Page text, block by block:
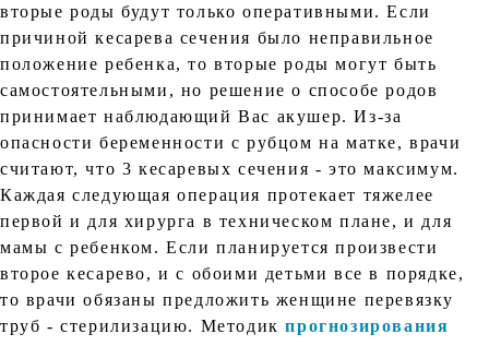
вторые роды будут только оперативными. Если
причиной кесарева сечения было неправильное
положение ребенка, то вторые роды могут быть
самостоятельными, но решение о способе родов
принимает наблюдающий Вас акушер. Из-за
опасности беременности с рубцом на матке, врачи
считают, что 3 кесаревых сечения - это максимум.
Каждая следующая операция протекает тяжелее
первой и для хирурга в техническом плане, и для
мамы с ребенком. Если планируется произвести
второе кесарево, и с обоими детьми все в порядке,
то врачи обязаны предложить женщине перевязку
труб - стерилизацию. Методикпрогнозирования